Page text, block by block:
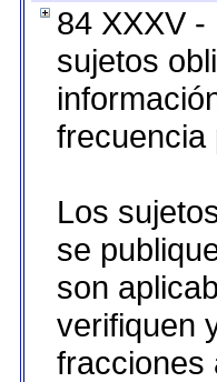
84 XXXV
sujetos
frecuencia
Los
se
son
verifiquen
fracciones